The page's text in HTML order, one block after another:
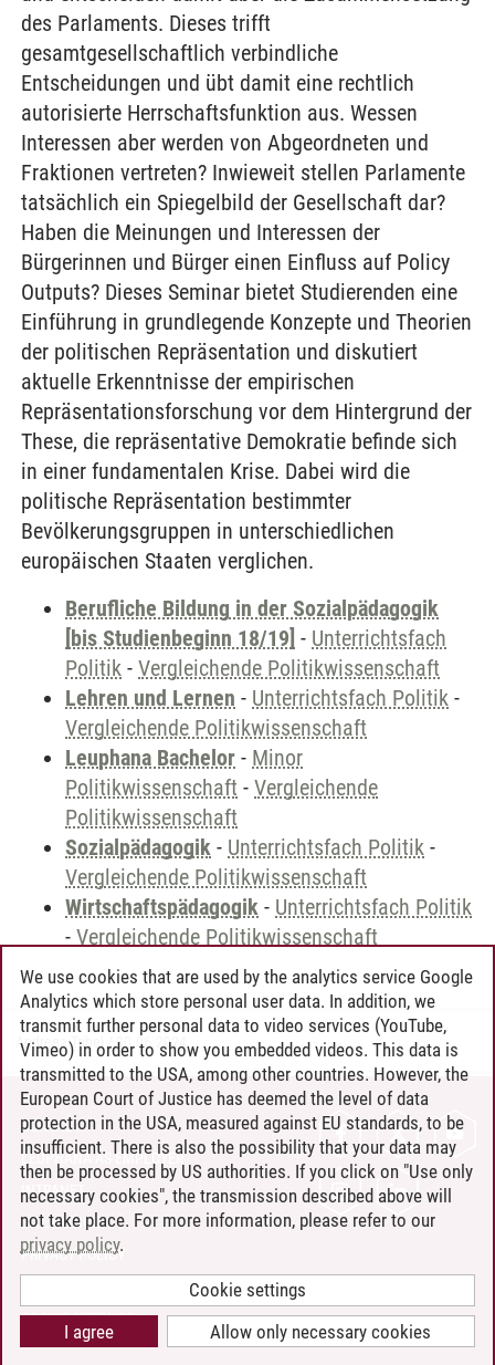
des Parlaments. Dieses trifft
gesamtgesellschaftlich verbindliche
Entscheidungen und übt damit eine rechtlich
autorisierte Herrschaftsfunktion aus. Wessen
Interessen aber werden von Abgeordneten und
Fraktionen vertreten? Inwieweit stellen Parlamente
tatsächlich ein Spiegelbild der Gesellschaft dar?
Haben die Meinungen und Interessen der
Bürgerinnen und Bürger einen Einfluss auf Policy
Outputs? Dieses Seminar bietet Studierenden eine
Einführung in grundlegende Konzepte und Theorien
der politischen Repräsentation und diskutiert
aktuelle Erkenntnisse der empirischen
Repräsentationsforschung vor dem Hintergrund der
These, die repräsentative Demokratie befinde sich
in einer fundamentalen Krise. Dabei wird die
politische Repräsentation bestimmter
Bevölkerungsgruppen in unterschiedlichen
europäischen Staaten verglichen.
Berufliche Bildung in der Sozialpädagogik
[bis Studienbeginn 18/19] - Unterrichtsfach
Politik - Vergleichende Politikwissenschaft
Lehren und Lernen - Unterrichtsfach Politik -
Vergleichende Politikwissenschaft
Leuphana Bachelor - Minor
Politikwissenschaft - Vergleichende
Politikwissenschaft
Sozialpädagogik - Unterrichtsfach Politik -
Vergleichende Politikwissenschaft
Wirtschaftspädagogik - Unterrichtsfach Politik
- Vergleichende Politikwissenschaft
Andreea Tribel 30.06.2024
CONTACT
LEUPHANA AS EMPLOYER
INTRANET
SITE NOTICE
PRIVACY POLICY
COOKIE SETTINGS
We use cookies that are used by the analytics service Google
Analytics which store personal user data. In addition, we
transmit further personal data to video services (YouTube,
Vimeo) in order to show you embedded videos. This data is
transmitted to the USA, among other countries. However, the
European Court of Justice has deemed the level of data
protection in the USA, measured against EU standards, to be
insufficient. There is also the possibility that your data may
then be processed by US authorities. If you click on "Use only
necessary cookies", the transmission described above will
not take place. For more information, please refer to our
privacy policy.
Cookie settings
Allow only necessary cookies
I agree